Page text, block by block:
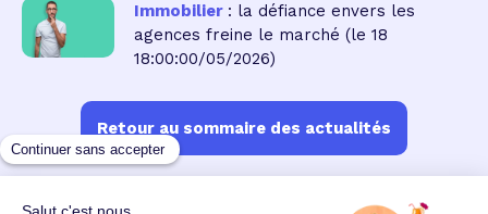
Immobilier : la défiance envers les
agences freine le marché (le 18
18:00:00/05/2026)
Retour au sommaire des actualités